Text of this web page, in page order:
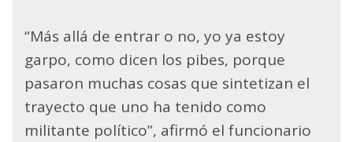
“Más allá de entrar o no, yo ya estoy
garpo, como dicen los pibes, porque
pasaron muchas cosas que sintetizan el
trayecto que uno ha tenido como
militante político”, afirmó el funcionario